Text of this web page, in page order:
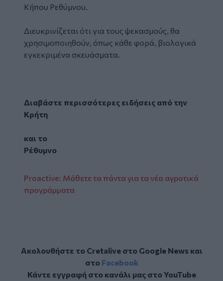
Κήπου Ρεθύμνου.
Διευκρινίζεται ότι για τους ψεκασμούς, θα
χρησιμοποιηθούν, όπως κάθε φορά, βιολογικά
εγκεκριμένα σκευάσματα.
Διαβάστε περισσότερες ειδήσεις από την
Κρήτη
και το
Ρέθυμνο
Proactive: Μάθετε τα πάντα για τα νέα αγροτικά
προγράμματα
Ακολουθήστε το Cretalive στο Google Newsκαι
στο Facebook
Κάντε εγγραφή στο κανάλι μας στοYouTube